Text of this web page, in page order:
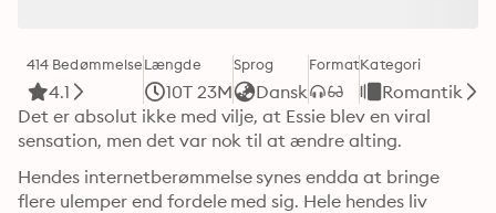
414 Bedømmelse
4.1
Længde
10T 23M
Sprog
Dansk
FormatKategori
Romantik
Det er absolut ikke med vilje, at Essie blev en viral
sensation, men det var nok til at ændre alting.
Hendes internetberømmelse synes endda at bringe
flere ulemper end fordele med sig. Hele hendes liv